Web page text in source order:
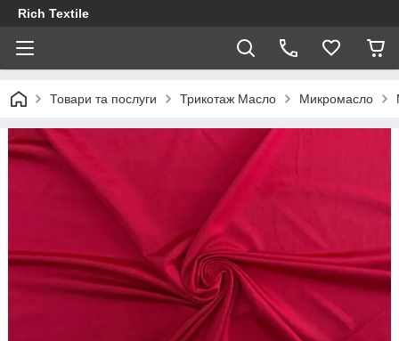
Rich Textile
Товари та послуги Трикотаж Масло Микромасло